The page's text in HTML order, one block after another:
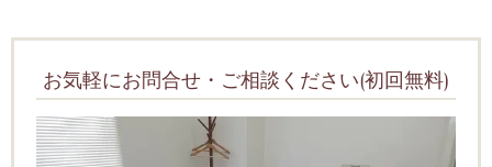
お気軽にお問合せ・ご相談ください(初回無料)